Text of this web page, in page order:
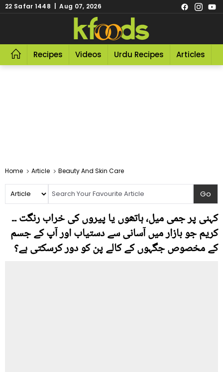
22 Safar 1448 | Aug 07, 2026
Recipes Videos Urdu Recipes Articles
Home Article Beauty And Skin Care
کہنی پر جمی میل، ہاتھوں یا پیروں کی خراب رنگت ۔۔
کریم جو بازار میں آسانی سے دستیاب اور آپ کے جسم
کے مخصوص جگہوں کے کالے پن کو دور کرسکتی ہے؟